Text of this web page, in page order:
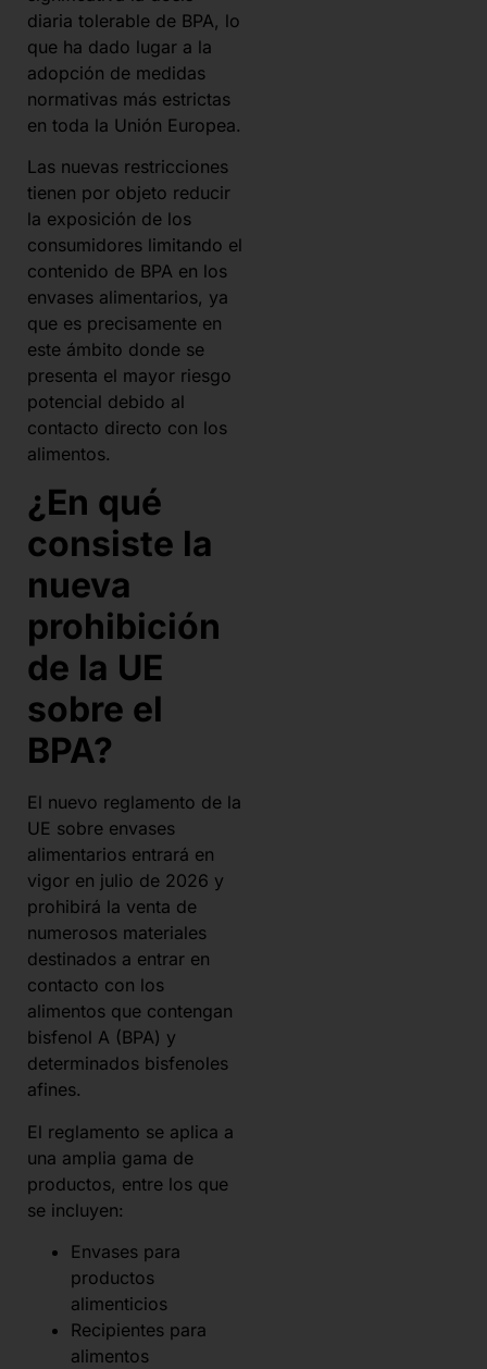
diaria tolerable de BPA, lo
que ha dado lugar a la
adopción de medidas
normativas más estrictas
en toda la Unión Europea.
Las nuevas restricciones
tienen por objeto reducir
la exposición de los
consumidores limitando el
contenido de BPA en los
envases alimentarios, ya
que es precisamente en
este ámbito donde se
presenta el mayor riesgo
potencial debido al
contacto directo con los
alimentos.
¿En qué
consiste la
nueva
prohibición
de la UE
sobre el
BPA?
El nuevo reglamento de la
UE sobre envases
alimentarios entrará en
vigor en julio de 2026 y
prohibirá la venta de
numerosos materiales
destinados a entrar en
contacto con los
alimentos que contengan
bisfenol A (BPA) y
determinados bisfenoles
afines.
El reglamento se aplica a
una amplia gama de
productos, entre los que
se incluyen:
Envases para
productos
alimenticios
Recipientes para
alimentos